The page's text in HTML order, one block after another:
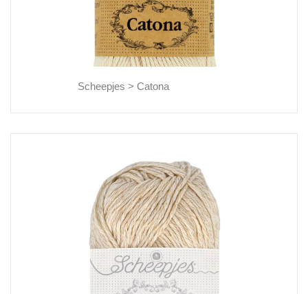
Scheepjes > Catona